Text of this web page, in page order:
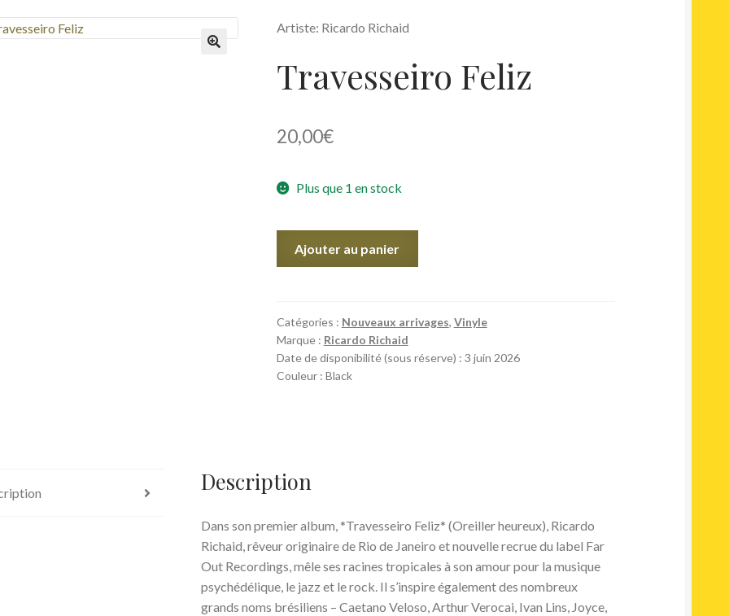
Artiste: Ricardo Richaid
Travesseiro Feliz
20,00€
Plus que 1 en stock
Ajouter au panier
Catégories : Nouveaux arrivages, Vinyle
Marque : Ricardo Richaid
Date de disponibilité (sous réserve) : 3 juin 2026
Couleur : Black
Description
Dans son premier album, *Travesseiro Feliz* (Oreiller heureux), Ricardo
Richaid, rêveur originaire de Rio de Janeiro et nouvelle recrue du label Far
Out Recordings, mêle ses racines tropicales à son amour pour la musique
psychédélique, le jazz et le rock. Il s’inspire également des nombreux
grands noms brésiliens – Caetano Veloso, Arthur Verocai, Ivan Lins, Joyce,